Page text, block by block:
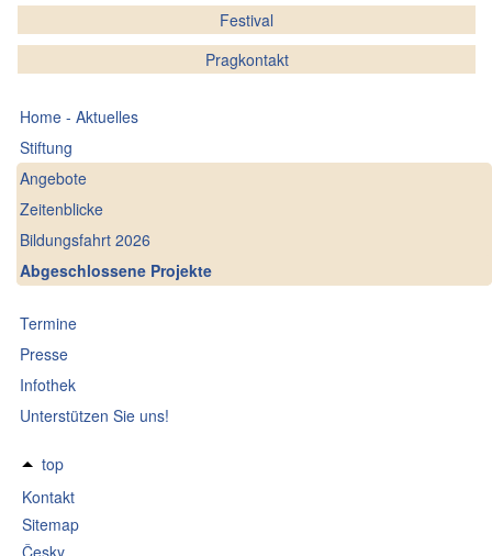
Festival
Pragkontakt
Home - Aktuelles
Stiftung
Angebote
Zeitenblicke
Bildungsfahrt 2026
Abgeschlossene Projekte
Termine
Presse
Infothek
Unterstützen Sie uns!
top
Kontakt
Sitemap
Česky